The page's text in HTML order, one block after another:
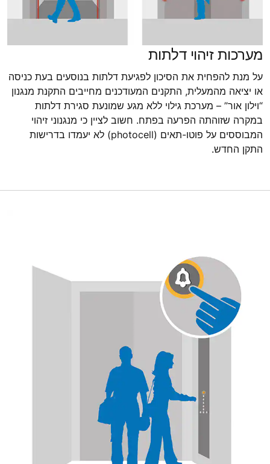
מערכות זיהוי דלתות
על מנת להפחית את הסיכון לפגיעת דלתות בנוסעים בעת כניסה
או יציאה מהמעלית, התקנים המעודכנים מחייבים התקנת מנגנון
“וילון אור” – מערכת גילוי ללא מגע שמונעת סגירת דלתות
במקרה שזוהתה הפרעה בפתח. חשוב לציין כי מנגנוני זיהוי
המבוססים על פוטו-תאים (photocell) לא יעמדו בדרישות
התקן החדש.